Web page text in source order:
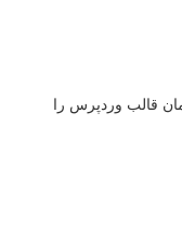
قالب وردپرس را